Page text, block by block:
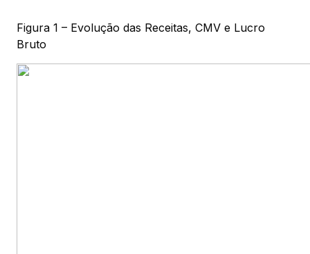
Figura 1 – Evolução das Receitas, CMV e Lucro
Bruto